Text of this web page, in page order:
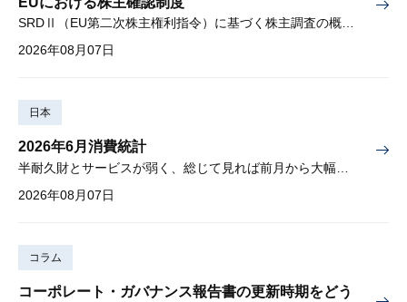
SRDⅡ（EU第二次株主権利指令）に基づく株主調査の概要と課題
2026年08月07日
日本
2026年6月消費統計
2026年08月07日
コラム
コーポレート・ガバナンス報告書の更新時期をどう